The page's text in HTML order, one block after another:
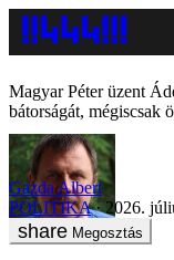
Magyar Péter üzent
bátorságát, mégiscsak
Gazda Albert
POLITIKA
2026.
Megosztás